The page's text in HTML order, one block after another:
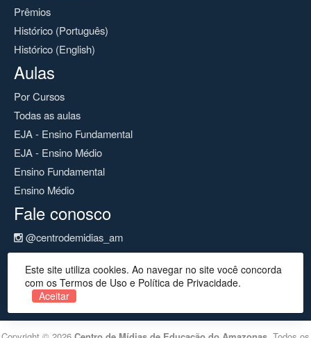
Prêmios
Histórico (Português)
Histórico (English)
Aulas
Por Cursos
Todas as aulas
EJA - Ensino Fundamental
EJA - Ensino Médio
Ensino Fundamental
Ensino Médio
Fale conosco
@centrodemidias_am
@centrodemidias
cemeam@seduc.net
Este site utiliza cookies. Ao navegar no site você concorda
com os Termos de Uso e Política de Privacidade.
Aceitar